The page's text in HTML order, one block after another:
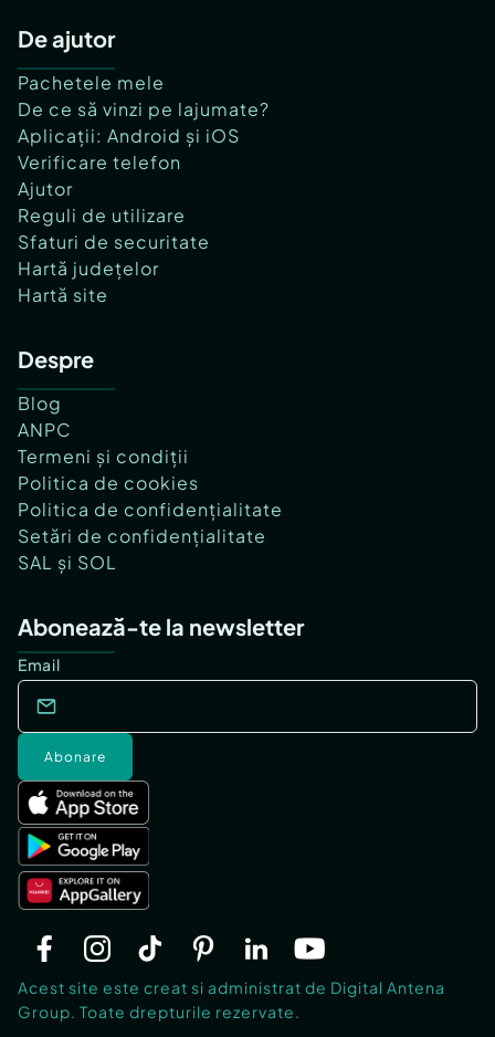
De ajutor
Pachetele mele
De ce să vinzi pe lajumate?
Aplicații: Android și iOS
Verificare telefon
Ajutor
Reguli de utilizare
Sfaturi de securitate
Hartă județelor
Hartă site
Despre
Blog
ANPC
Termeni și condiții
Politica de cookies
Politica de confidențialitate
Setări de confidențialitate
SAL și SOL
Abonează-te la newsletter
Email
Abonare
Acest site este creat si administrat de Digital Antena
Group. Toate drepturile rezervate.